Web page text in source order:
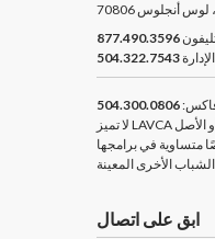
أنجلوس 70806
877.490.3596
504.322.7543
504.300.0806
لا تميز LAVCA في برامجها وأنشطتها على أساس العرق أو اللون أو الأصل
متساوية في برامجها
ابق على اتصال